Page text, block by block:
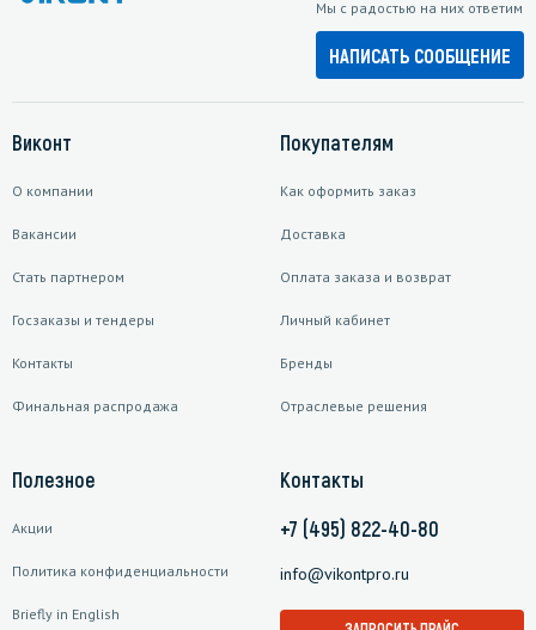
Мы с радостью на них ответим
НАПИСАТЬ СООБЩЕНИЕ
Виконт
О компании
Вакансии
Стать партнером
Госзаказы и тендеры
Контакты
Финальная распродажа
Покупателям
Как оформить заказ
Доставка
Оплата заказа и возврат
Личный кабинет
Бренды
Отраслевые решения
Полезное
Акции
Политика конфиденциальности
Briefly in English
Контакты
+7 (495) 822-40-80
info@vikontpro.ru